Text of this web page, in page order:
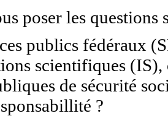
poser les questions
publics fédéraux
scientifiques
de sécurité
?